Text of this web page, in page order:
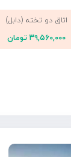
اتاق دو تخته (دابل)
۳۹,۵۶۰,۰۰۰ تومان